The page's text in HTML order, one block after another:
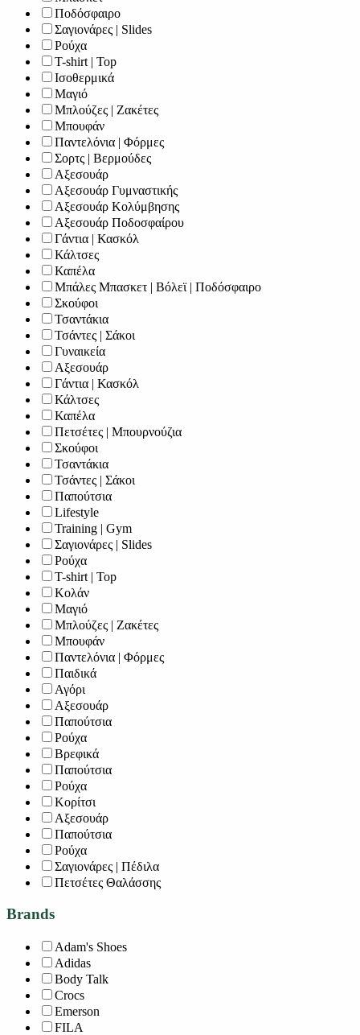
Ποδόσφαιρο
Σαγιονάρες | Slides
Ρούχα
T-shirt | Top
Ισοθερμικά
Μαγιό
Μπλούζες | Ζακέτες
Μπουφάν
Παντελόνια | Φόρμες
Σορτς | Βερμούδες
Αξεσουάρ
Αξεσουάρ Γυμναστικής
Αξεσουάρ Κολύμβησης
Αξεσουάρ Ποδοσφαίρου
Γάντια | Κασκόλ
Κάλτσες
Καπέλα
Μπάλες Μπασκετ | Βόλεϊ | Ποδόσφαιρο
Σκούφοι
Τσαντάκια
Τσάντες | Σάκοι
Γυναικεία
Αξεσουάρ
Γάντια | Κασκόλ
Κάλτσες
Καπέλα
Πετσέτες | Μπουρνούζια
Σκούφοι
Τσαντάκια
Τσάντες | Σάκοι
Παπούτσια
Lifestyle
Training | Gym
Σαγιονάρες | Slides
Ρούχα
T-shirt | Top
Κολάν
Μαγιό
Μπλούζες | Ζακέτες
Μπουφάν
Παντελόνια | Φόρμες
Παιδικά
Αγόρι
Αξεσουάρ
Παπούτσια
Ρούχα
Βρεφικά
Παπούτσια
Ρούχα
Κορίτσι
Αξεσουάρ
Παπούτσια
Ρούχα
Σαγιονάρες | Πέδιλα
Πετσέτες Θαλάσσης
Brands
Adam's Shoes
Adidas
Body Talk
Crocs
Emerson
FILA